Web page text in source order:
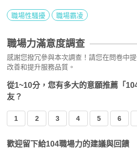
職場性騷擾 職場霸凌
職場力滿意度調查
感謝您撥冗參與本次調查！請您在問卷中
改善和提升服務品質。
從1~10分，您有多大的意願推薦「
友？
1 2 3 4 5 6
歡迎留下給104職場力的建議與回饋